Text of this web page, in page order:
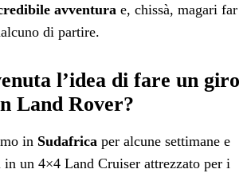
avventura e, chissà, magari far
di partire.
l’idea di fare un giro
Land Rover?
in Sudafrica per alcune settimane e
un 4×4 Land Cruiser attrezzato per i